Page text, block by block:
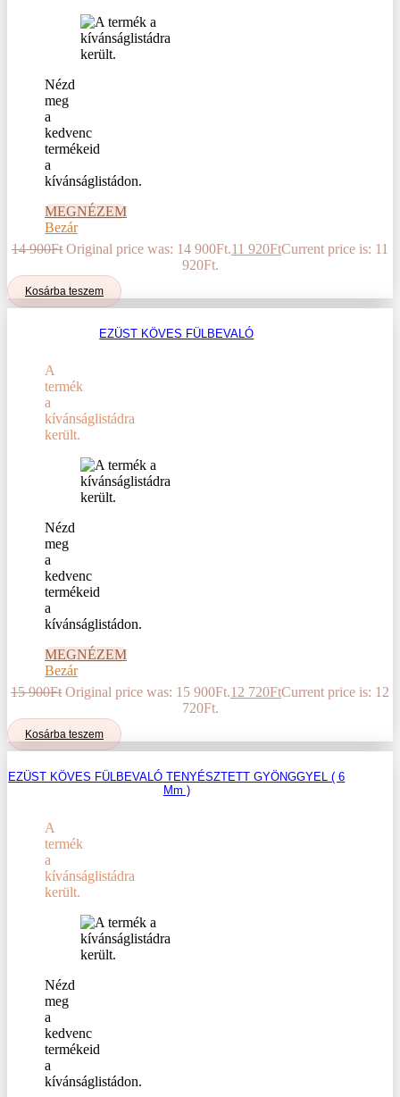
Nézd
meg
a
kedvenc
termékeid
a
kívánságlistádon.
MEGNÉZEM
Bezár
14 900Ft Original price was: 14 900Ft.11 920FtCurrent price is: 11
920Ft.
Kosárba teszem
EZÜST KÖVES FÜLBEVALÓ
A
termék
a
kívánságlistádra
került.
Nézd
meg
a
kedvenc
termékeid
a
kívánságlistádon.
MEGNÉZEM
Bezár
15 900Ft Original price was: 15 900Ft.12 720FtCurrent price is: 12
720Ft.
Kosárba teszem
EZÜST KÖVES FÜLBEVALÓ TENYÉSZTETT GYÖNGGYEL ( 6
Mm )
A
termék
a
kívánságlistádra
került.
Nézd
meg
a
kedvenc
termékeid
a
kívánságlistádon.